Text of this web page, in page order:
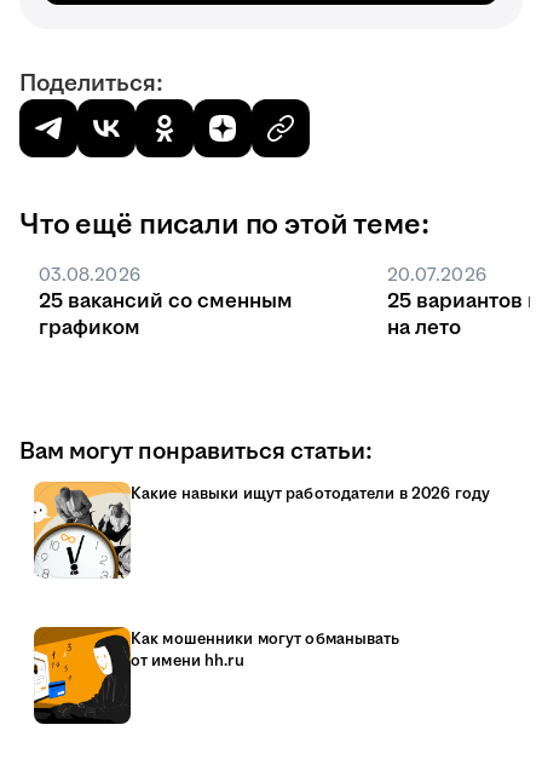
Поделиться:
Что ещё писали по этой теме:
03.08.2026
25 вакансий со сменным
графиком
20.07.2026
25 вариантов
на лето
Вам могут понравиться статьи:
Какие навыки ищут работодатели в 2026 году
Как мошенники могут обманывать
от имени hh.ru